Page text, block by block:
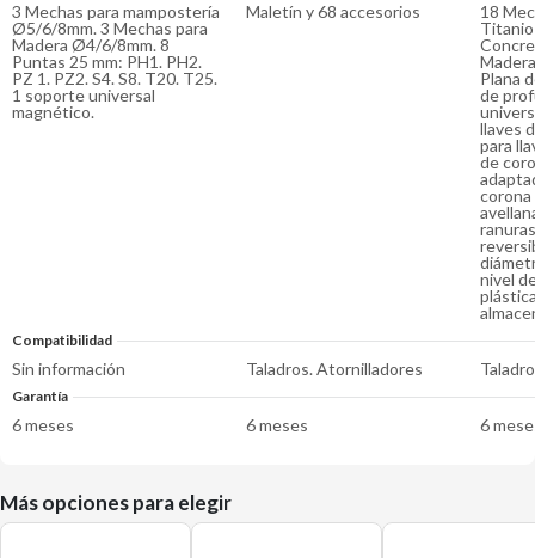
3 Mechas para mampostería
Ø5/6/8mm. 3 Mechas para
Madera Ø4/6/8mm. 8
Puntas 25 mm: PH1. PH2.
PZ 1. PZ2. S4. S8. T20. T25.
1 soporte universal
magnético.
Maletín y 68 accesorios
18
Plana
de
llaves
para
de
corona
nivel
Compatibilidad
Sin información Taladros. Atornilladores
Garantía
6 meses 6 meses 6
Más opciones para elegir